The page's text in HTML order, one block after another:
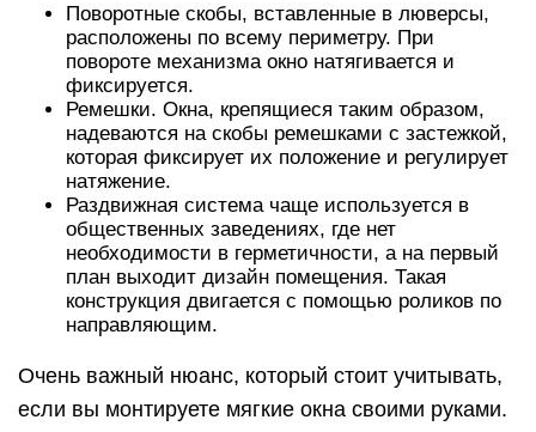
Поворотные скобы, вставленные в люверсы,
расположены по всему периметру. При
повороте механизма окно натягивается и
фиксируется.
Ремешки. Окна, крепящиеся таким образом,
надеваются на скобы ремешками с застежкой,
которая фиксирует их положение и регулирует
натяжение.
Раздвижная система чаще используется в
общественных заведениях, где нет
необходимости в герметичности, а на первый
план выходит дизайн помещения. Такая
конструкция двигается с помощью роликов по
направляющим.
Очень важный нюанс, который стоит учитывать,
если вы монтируете мягкие окна своими руками.